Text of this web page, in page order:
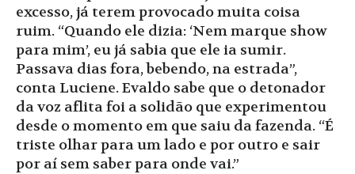
excesso, já terem provocado muita coisa
ruim. “Quando ele dizia: ‘Nem marque show
para mim’, eu já sabia que ele ia sumir.
Passava dias fora, bebendo, na estrada”,
conta Luciene. Evaldo sabe que o detonador
da voz aflita foi a solidão que experimentou
desde o momento em que saiu da fazenda. “É
triste olhar para um lado e por outro e sair
por aí sem saber para onde vai.”